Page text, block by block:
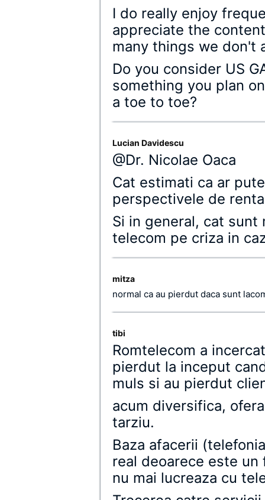
I do really enjoy
appreciate the
many things we don't
Do you consider US
something you plan
a toe to toe?
Lucian Davidescu
@Dr. Nicolae Oaca
Cat estimati ca ar
perspectivele de
Si in general, cat sunt
telecom pe criza in
mitza
normal ca au pierdut daca sunt
tibi
Romtelecom a
pierdut la inceput
muls si au pierdut
acum diversifica,
tarziu.
Baza afacerii
real deoarece este
nu mai lucreaza cu